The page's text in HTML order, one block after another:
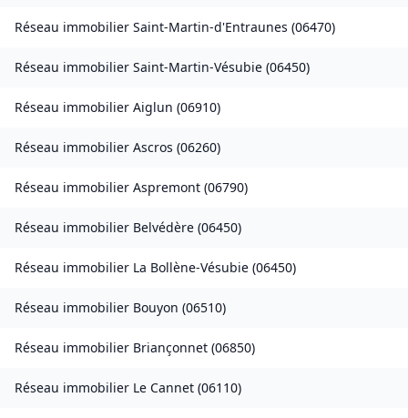
Réseau immobilier Saint-Martin-d'Entraunes (06470)
Réseau immobilier Saint-Martin-Vésubie (06450)
Réseau immobilier Aiglun (06910)
Réseau immobilier Ascros (06260)
Réseau immobilier Aspremont (06790)
Réseau immobilier Belvédère (06450)
Réseau immobilier La Bollène-Vésubie (06450)
Réseau immobilier Bouyon (06510)
Réseau immobilier Briançonnet (06850)
Réseau immobilier Le Cannet (06110)